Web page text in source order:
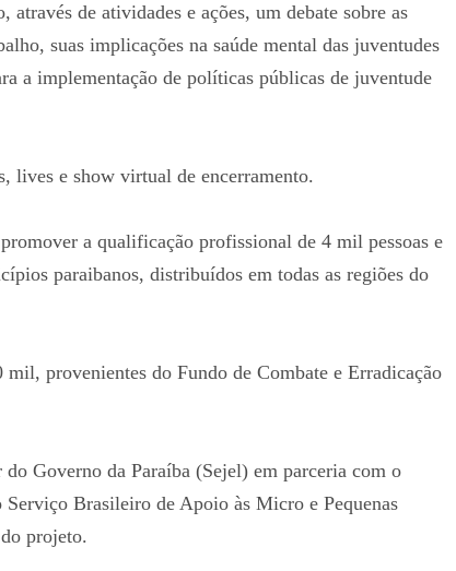
de atividades e ações, um debate sobre as
suas implicações na saúde mental das juventudes
a implementação de políticas públicas de juventude
lives e show virtual de encerramento.
a qualificação profissional de 4 mil pessoas e
paraibanos, distribuídos em todas as regiões do
provenientes do Fundo de Combate e Erradicação
Governo da Paraíba (Sejel) em parceria com o
Brasileiro de Apoio às Micro e Pequenas
projeto.